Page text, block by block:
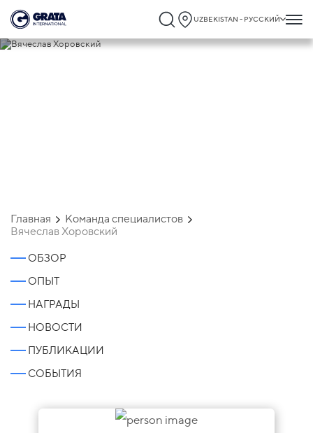
UZBEKISTAN - РУССКИЙ
Главная
Команда специалистов
Вячеслав Хоровский
ОБЗОР
ОПЫТ
НАГРАДЫ
НОВОСТИ
ПУБЛИКАЦИИ
СОБЫТИЯ